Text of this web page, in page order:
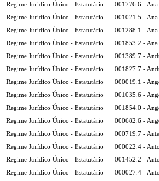
Regime Jurídico Único - Estatutário
001776.6 -
Regime Jurídico Único - Estatutário
001021.5 - Ana
Regime Jurídico Único - Estatutário
001288.1 - Ana
Regime Jurídico Único - Estatutário
001853.2 - Ana
Regime Jurídico Único - Estatutário
001389.7 -
Regime Jurídico Único - Estatutário
001827.7 -
Regime Jurídico Único - Estatutário
000019.1 -
Regime Jurídico Único - Estatutário
001035.6 -
Regime Jurídico Único - Estatutário
001854.0 -
Regime Jurídico Único - Estatutário
000682.6 -
Regime Jurídico Único - Estatutário
000719.7 -
Regime Jurídico Único - Estatutário
000022.4 -
Regime Jurídico Único - Estatutário
001452.2 -
Regime Jurídico Único - Estatutário
000027.4 -